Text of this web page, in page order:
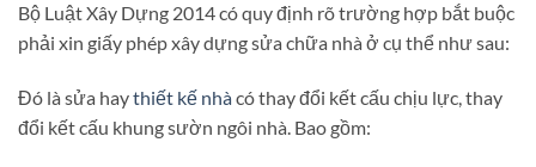
Bộ Luật Xây Dựng 2014 có quy định rõ trường hợp bắt buộc
phải xin giấy phép xây dựng sửa chữa nhà ở cụ thể như sau:
Đó là sửa haythiết kế nhàcó thay đổi kết cấu chịu lực, thay
đổi kết cấu khung sườn ngôi nhà. Bao gồm: